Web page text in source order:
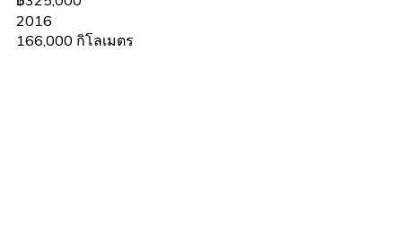
2016
166,000 กิโลเมตร